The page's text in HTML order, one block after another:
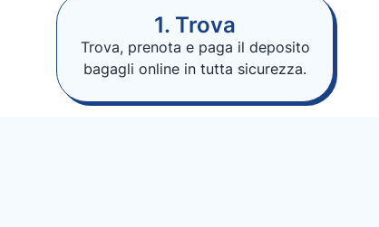
1. Trova
Trova, prenota e paga il deposito
bagagli online in tutta sicurezza.